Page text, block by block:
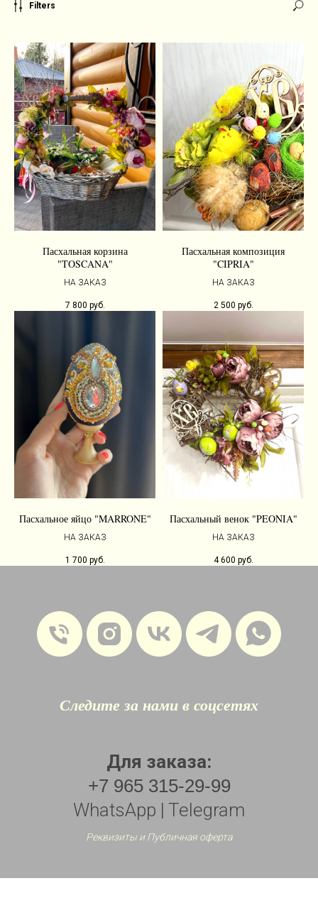
Filters
Пасхальная корзина
"TOSCANA"
НА ЗАКАЗ
7 800 руб.
Пасхальная композиция
"CIPRIA"
НА ЗАКАЗ
2 500 руб.
Пасхальное яйцо "MARRONE"
НА ЗАКАЗ
1 700 руб.
Пасхальный венок "PEONIA"
НА ЗАКАЗ
4 600 руб.
Следите за нами в соцсетях
Для заказа:
+7 965 315-29-99
WhatsApp | Telegram
Реквизиты и Публичная оферта